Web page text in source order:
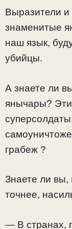
Выразители и
знамeнитые
наш язык,
убийцы.
А знаете ли
янычары?
грабеж ?
Знаете ли вы,
точнее,
— В странах,